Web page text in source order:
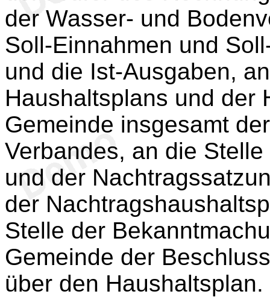
der Wasser- und
Soll-Einnahmen und
und die Ist-Ausgaben,
Haushaltsplans und der
Gemeinde insgesamt
Verbandes, an die
und der
der
Stelle der
Gemeinde der
über den Haushaltsplan.